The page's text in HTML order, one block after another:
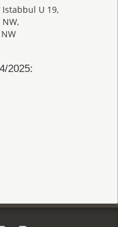
Istabbul U 19,
2025: